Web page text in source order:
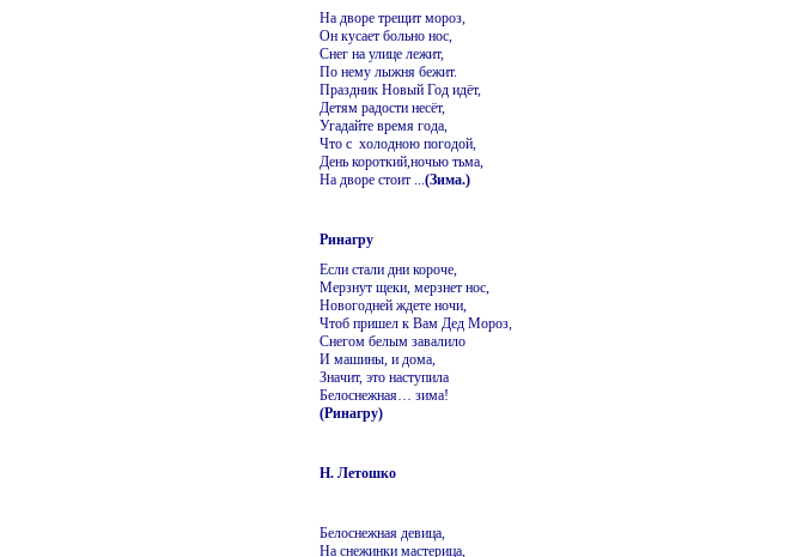
На дворе трещит мороз,
Он кусает больно нос,
Снег на улице лежит,
По нему лыжня бежит.
Праздник Новый Год идёт,
Детям радости несёт,
Угадайте время года,
Что с холодною погодой,
День короткий,ночью тьма,
На дворе стоит ...(Зима.)
Ринагру
Если стали дни короче,
Мерзнут щеки, мерзнет нос,
Новогодней ждете ночи,
Чтоб пришел к Вам Дед Мороз,
Снегом белым завалило
И машины, и дома,
Значит, это наступила
Белоснежная… зима!
(Ринагру)
Н. Летошко
Белоснежная девица,
На снежинки мастерица,